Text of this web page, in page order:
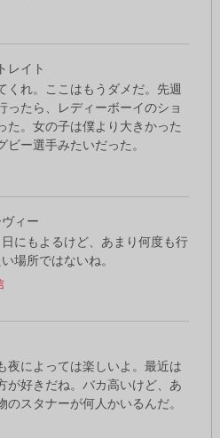
レイト
くれ。ここはもうダメだ。先週
ったら、レディーボーイのショ
た。女の子は僕より大きかった
ビー選手みたいだった。
ィー
にもよるけど、あまり何度も行
場所ではないね。
夜によっては楽しいよ。最近は
が好きだね。バカ高いけど、あ
のスタナーが何人かいるんだ。